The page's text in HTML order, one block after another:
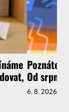
Poznáte,
Od srpna
6. 8. 2026